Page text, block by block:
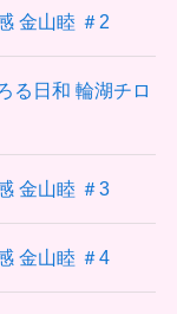
金山睦 ＃2
る日和 輪湖チロ
金山睦 ＃3
金山睦 ＃4